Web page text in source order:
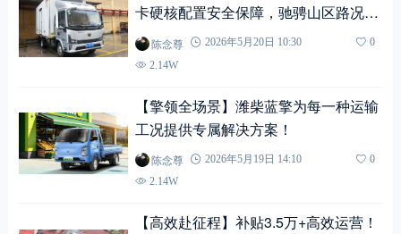
卡硬核配置安全保障，驰骋山区路况无
忧！陈念尊 2026年5月20日 10:30
0
2.14W
【擎领全场景】潍柴蓝擎为每一种运输
工况提供专属解决方案！
陈念尊 2026年5月19日 14:10
0
2.14W
【高效赴征程】补贴3.5万+高效运营！